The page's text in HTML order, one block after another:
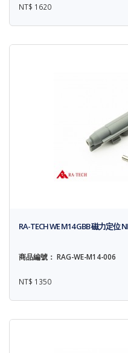
NT$ 1620
RA-TECH WE M14 GBB 磁力定位
商品編號： RAG-WE-M14-006
NT$ 1350